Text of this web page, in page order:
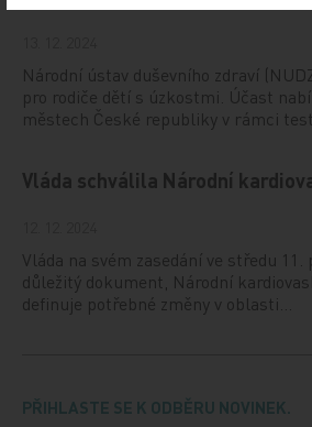
Národní ústav duševního zdraví
pro rodiče dětí s úzkostmi. Účast
městech České republiky v rámci
Vláda schválila Národní
Vláda na svém zasedání ve středu
důležitý dokument, Národní
definuje potřebné změny v oblasti…
PŘIHLASTE SE K ODBĚRU NOVINEK.